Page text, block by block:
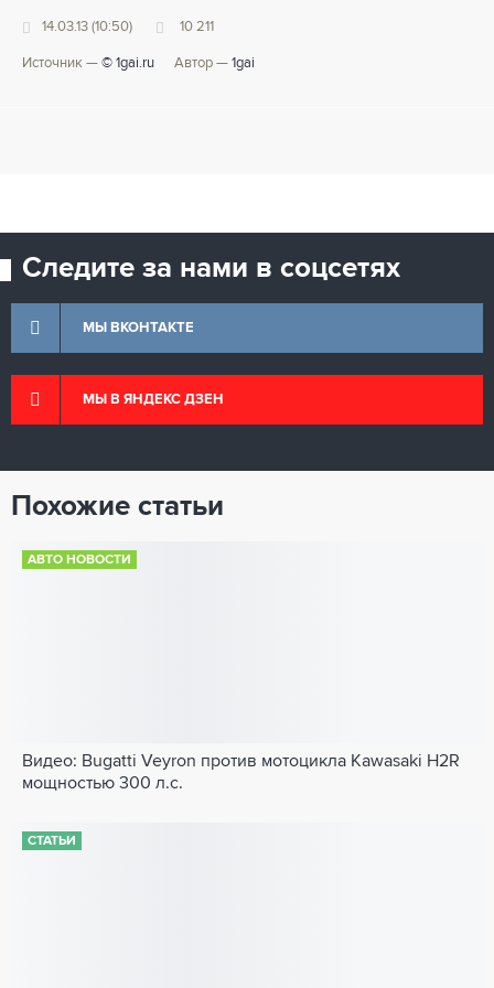
14.03.13 (10:50) 10 211
Источник — © 1gai.ru Автор — 1gai
Следите за нами в соцсетях
МЫ ВКОНТАКТЕ
МЫ В ЯНДЕКС ДЗЕН
Похожие статьи
АВТО НОВОСТИ
Видео: Bugatti Veyron против мотоцикла Kawasaki H2R
мощностью 300 л.с.
СТАТЬИ